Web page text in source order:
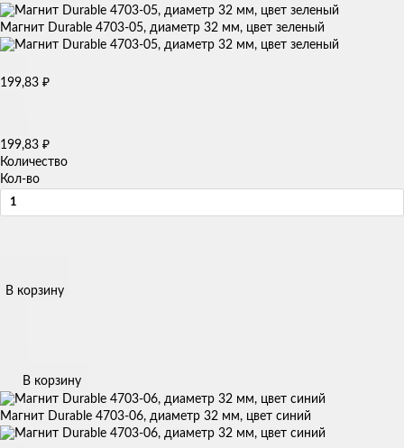
Магнит Durable 4703-05, диаметр 32 мм, цвет зеленый
199,83 ₽
199,83 ₽
Количество
Кол-во
В корзину
В корзину
Магнит Durable 4703-06, диаметр 32 мм, цвет синий